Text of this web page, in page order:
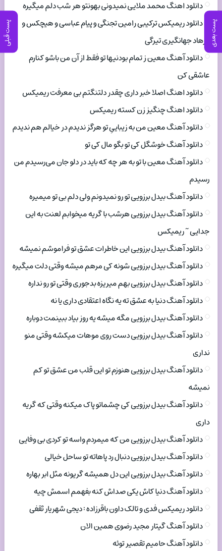
پست بعدی پست قبلی
دانلود اهنگ محمد ملایی نمیدونی بهونتو هر شب دلم میگیره
دانلود ریمیکس ترکیبی رامین تجنگی و پیام عباسی و هیچکس و
فرهاد جهانگیری تیرگی
دانلود آهنگ معین ز تمام بودنیها تو فقط از آن من باشو کنارم
عاشقی کن
دانلود اهنگ اصلا خبر داری چقدر دلتنگتم بی معرفت ریمیکس
دانلود اهنگ چنگیز زن کسته ریمیکس
دانلود آهنگ معین من به زیباییِ تو هرگز ندیدم در خیالم هم ندیدم
دانلود آهنگ خوشگل کی تو بگو مال کی تو
دانلود آهنگ معین با تو به هر چه که باید در دلو جان می‌رسیدم من
رسیدم
دانلود آهنگ بیدل برزویی تو رو نمیدونم ولی دلم بی تو میمیره
دانلود آهنگ بیدل برزویی هرشب با گریه میخوابم لعنت به این
جدایی ~ ریمیکس
دانلود آهنگ بیدل برزویی این خاطرات عشق تو فراموشم نمیشه
دانلود آهنگ بیدل برزویی شونه کی مرهم میشه وقتی دلت میگیره
دانلود آهنگ بیدل برزویی بهم میریزه بدجوری وقتی تو رو نداره
دانلود آهنگ دنیا به عشق ته یه نگاه اعتقادی داری یا نه
دانلود آهنگ بیدل برزویی مگه میشه یه روز بیاد ببینمت دوباره
دانلود آهنگ بیدل برزویی دست روی موهات میکشه وقتی منو
نداری
دانلود آهنگ بیدل برزویی هنوزم تو این قلب من عشق تو کم
نمیشه
دانلود آهنگ بیدل برزویی کی چشماتو پاک میکنه وقتی که گریه
داری
دانلود آهنگ بیدل برزویی من که میمردم واسه تو کردی بی وفایی
دانلود آهنگ بیدل برزویی دنبال رد پاهاته تو ساحل خیالی
دانلود آهنگ بیدل برزویی این دل همیشه گریونه مثل ابر بهاره
دانلود آهنگ دنیا کاش یکی صداش کنه بفهمم اسمش چیه
دانلود ریمیکس فدی و تالک داون باقرزاده : دیجی شهریار ثقفی
دانلود آهنگ گیتار مجید رضوی همین الان
دانلود آهنگ حامیم تقصیر توئه